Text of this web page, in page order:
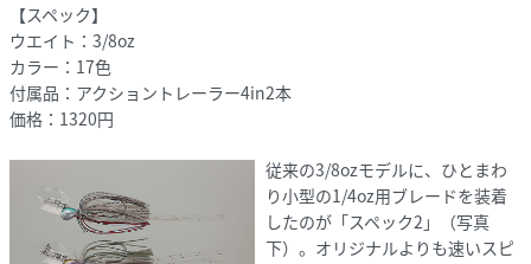
【スペック】
ウエイト：3/8oz
カラー：17色
付属品：アクショントレーラー4in2本
価格：1320円
従来の3/8ozモデルに、ひとまわ
り小型の1/4oz用ブレードを装着
したのが「スペック2」（写真
下）。オリジナルよりも速いスピ